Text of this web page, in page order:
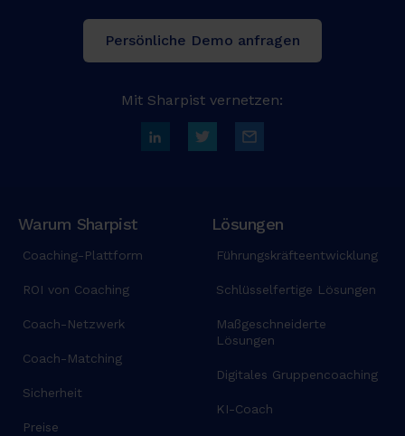
Persönliche Demo anfragen
Mit Sharpist vernetzen:
Warum Sharpist
Coaching-Plattform
ROI von Coaching
Coach-Netzwerk
Coach-Matching
Sicherheit
Preise
Lösungen
Führungskräfteentwicklung
Schlüsselfertige Lösungen
Maßgeschneiderte
Lösungen
Digitales Gruppencoaching
KI-Coach